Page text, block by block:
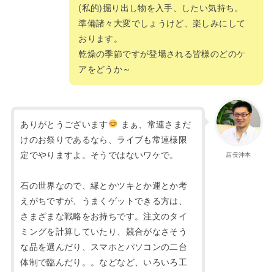
(私的)掘り出し物を入手、したい気持ち。
準備諸々大変でしょうけど、楽しみにして
おります。
乾燥の季節ですが登場される皆様のどのケ
アをどうか～
店長沖本
ありがとうございます
まぁ、常連さまだ
けのお祭りであるなら、ライブも常連様限
定でやりますよ。そうではないワケで。
石の世界なので、縁とかツキとか運とか考
えがちですが、うまくゲットできる方は、
さまざまな戦略をお持ちです。注文のタイ
ミングを計算していたり、競合がなさそう
な品を選んだり、スマホとパソコンの二台
体制で臨んだり。。などなど、いろいろ工